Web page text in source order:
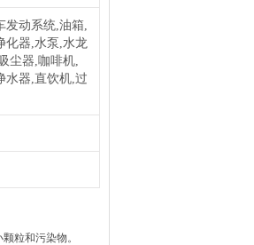
发动系统,油箱,
化器,水泵,水龙
尘器,咖啡机,
水器,直饮机,过
粒和污染物。